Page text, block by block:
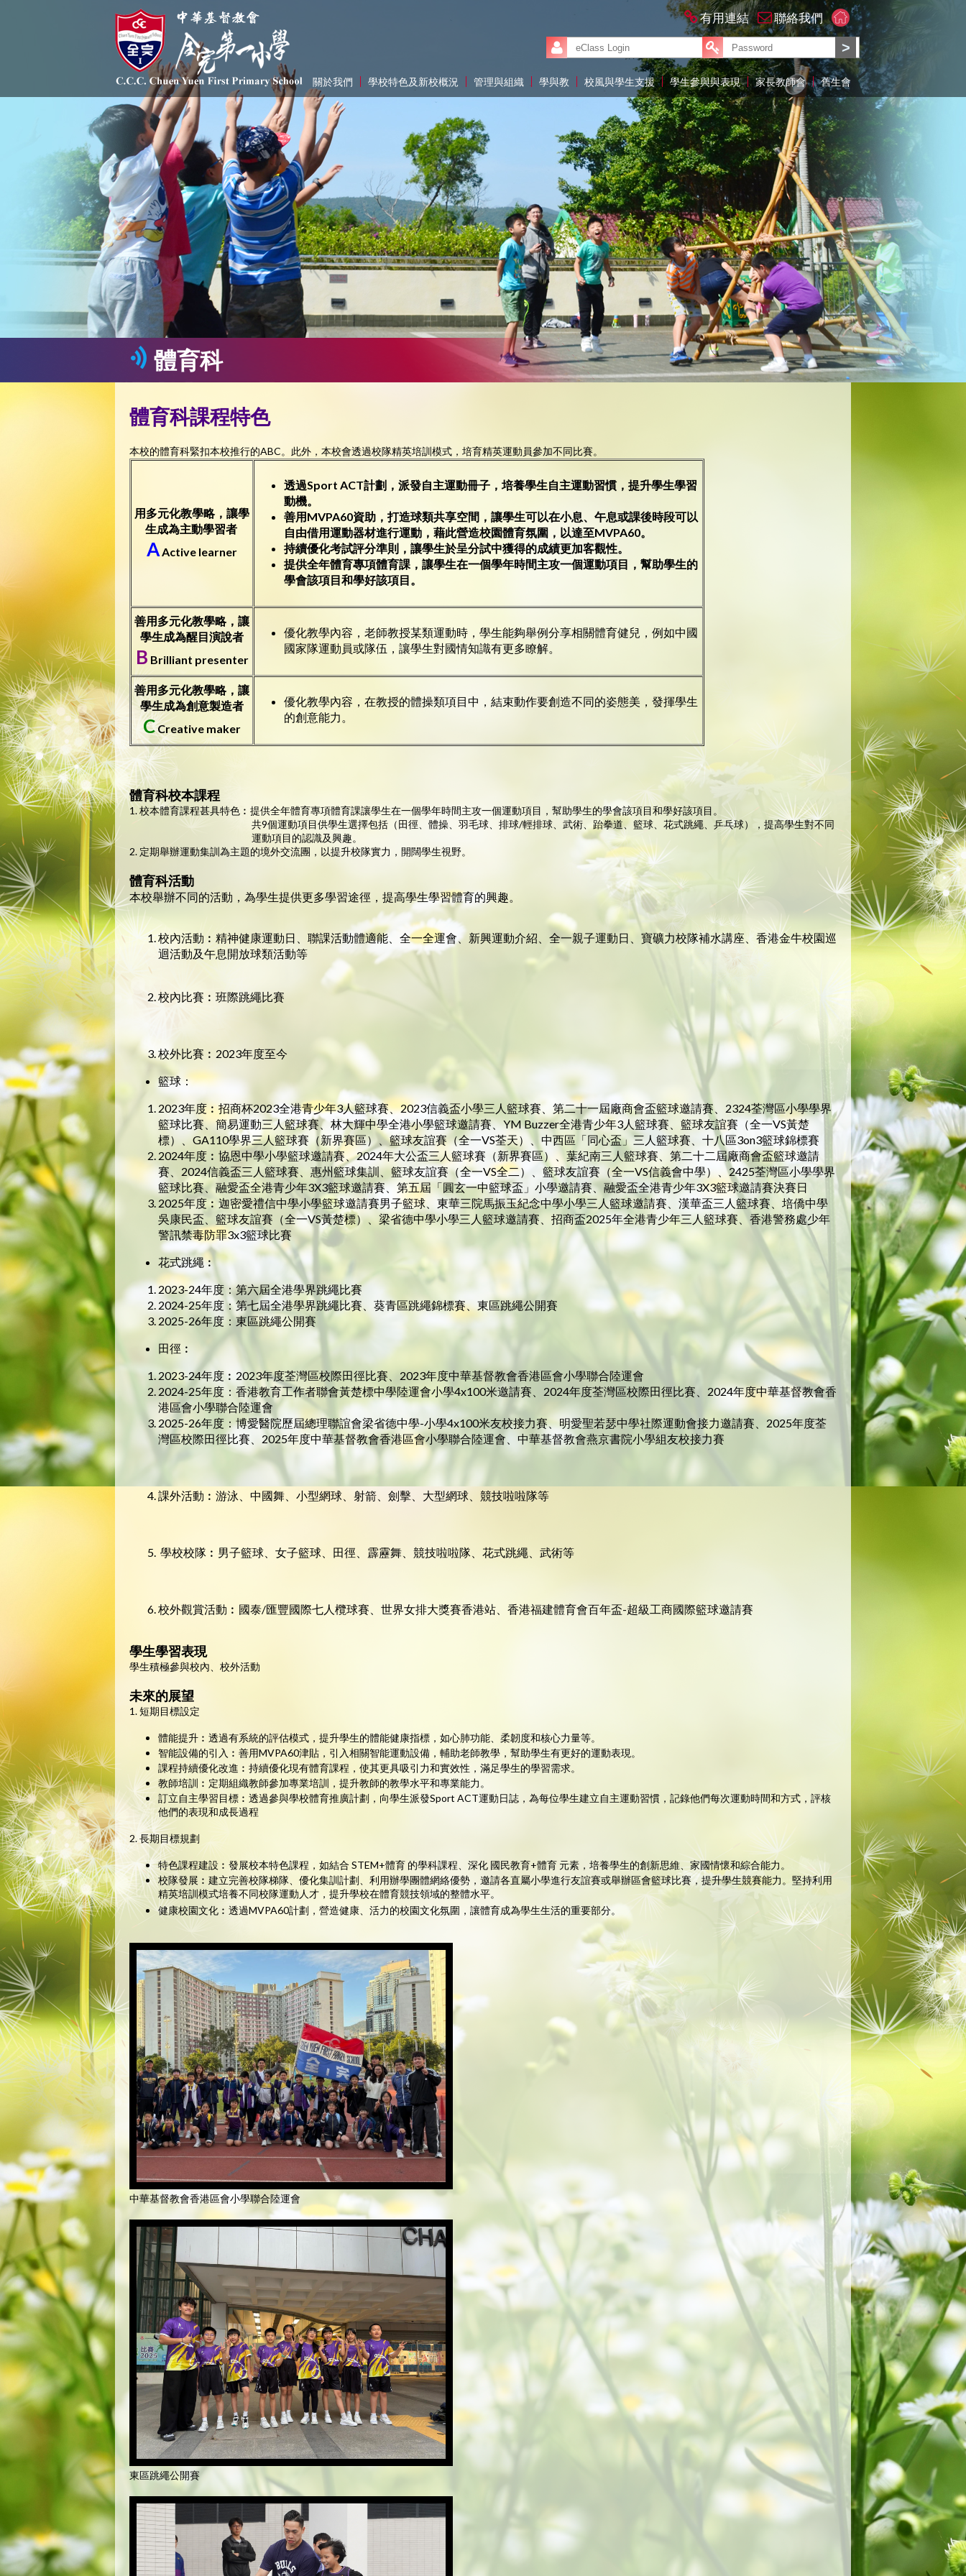
有用連結 聯絡我們
關於我們 學校特色及新校概況 管理與組織 學與教 校風與學生支援 學生參與與表現 家長教師會 舊生會
體育科
體育科課程特色
本校的體育科緊扣本校推行的ABC。此外，本校會透過校隊精英培訓模式，培育精英運動員參加不同比賽。
用多元化教學略，讓學
生成為主動學習者
AActive learner
透過Sport ACT計劃，派發自主運動冊子，培養學生自主運動習慣，提升學生學習
動機。
善用MVPA60資助，打造球類共享空間，讓學生可以在小息、午息或課後時段可以
自由借用運動器材進行運動，藉此營造校園體育氛圍，以達至MVPA60。
持續優化考試評分準則，讓學生於呈分試中獲得的成績更加客觀性。
提供全年體育專項體育課，讓學生在一個學年時間主攻一個運動項目，幫助學生的
學會該項目和學好該項目。
善用多元化教學略，讓
學生成為醒目演說者
B Brilliant presenter
優化教學內容，老師教授某類運動時，學生能夠舉例分享相關體育健兒，例如中國
國家隊運動員或隊伍，讓學生對國情知識有更多瞭解。
善用多元化教學略，讓
學生成為創意製造者
CCreative maker
優化教學內容，在教授的體操類項目中，結束動作要創造不同的姿態美，發揮學生
的創意能力。
體育科校本課程
1. 校本體育課程甚具特色︰提供全年體育專項體育課讓學生在一個學年時間主攻一個運動項目，幫助學生的學會該項目和學好該項目。
共9個運動項目供學生選擇包括（田徑、體操、羽毛球、排球/輕排球、武術、跆拳道、籃球、花式跳繩、乒乓球），提高學生對不同
運動項目的認識及興趣。
2. 定期舉辦運動集訓為主題的境外交流團，以提升校隊實力，開闊學生視野。
體育科活動
本校舉辦不同的活動，為學生提供更多學習途徑，提高學生學習體育的興趣。
校內活動︰精神健康運動日、聯課活動體適能、全一全運會、新興運動介紹、全一親子運動日、寶礦力校隊補水講座、香港金牛校園巡
迴活動及午息開放球類活動等
校內比賽︰班際跳繩比賽
校外比賽︰2023年度至今
籃球：
2023年度︰招商杯2023全港青少年3人籃球賽、2023信義盃小學三人籃球賽、第二十一屆廠商會盃籃球邀請賽、2324荃灣區小學學界
籃球比賽、簡易運動三人籃球賽、林大輝中學全港小學籃球邀請賽、YM Buzzer全港青少年3人籃球賽、籃球友誼賽（全一VS黃楚
標）、GA110學界三人籃球賽（新界賽區）、籃球友誼賽（全一VS荃天）、中西區「同心盃」三人籃球賽、十八區3on3籃球錦標賽
2024年度︰協恩中學小學籃球邀請賽、2024年大公盃三人籃球賽（新界賽區）、葉紀南三人籃球賽、第二十二屆廠商會盃籃球邀請
賽、2024信義盃三人籃球賽、惠州籃球集訓、籃球友誼賽（全一VS全二）、籃球友誼賽（全一VS信義會中學）、2425荃灣區小學學界
籃球比賽、融愛盃全港青少年3X3籃球邀請賽、第五屆「圓玄一中籃球盃」小學邀請賽、融愛盃全港青少年3X3籃球邀請賽決賽日
2025年度︰迦密愛禮信中學小學籃球邀請賽男子籃球、東華三院馬振玉紀念中學小學三人籃球邀請賽、漢華盃三人籃球賽、培僑中學
吳康民盃、籃球友誼賽（全一VS黃楚標）、梁省德中學小學三人籃球邀請賽、招商盃2025年全港青少年三人籃球賽、香港警務處少年
警訊禁毒防罪3x3籃球比賽
花式跳繩︰
2023-24年度：第六屆全港學界跳繩比賽
2024-25年度：第七屆全港學界跳繩比賽、葵青區跳繩錦標賽、東區跳繩公開賽
2025-26年度：東區跳繩公開賽
田徑︰
2023-24年度︰2023年度荃灣區校際田徑比賽、2023年度中華基督教會香港區會小學聯合陸運會
2024-25年度：香港教育工作者聯會黃楚標中學陸運會小學4x100米邀請賽、2024年度荃灣區校際田徑比賽、2024年度中華基督教會香
港區會小學聯合陸運會
2025-26年度：博愛醫院歷屆總理聯誼會梁省德中學-小學4x100米友校接力賽、明愛聖若瑟中學社際運動會接力邀請賽、2025年度荃
灣區校際田徑比賽、2025年度中華基督教會香港區會小學聯合陸運會、中華基督教會燕京書院小學組友校接力賽
課外活動︰游泳、中國舞、小型網球、射箭、劍擊、大型網球、競技啦啦隊等
學校校隊︰男子籃球、女子籃球、田徑、霹靂舞、競技啦啦隊、花式跳繩、武術等
校外觀賞活動︰國泰/匯豐國際七人欖球賽、世界女排大獎賽香港站、香港福建體育會百年盃-超級工商國際籃球邀請賽
學生學習表現
學生積極參與校內、校外活動
未來的展望
1. 短期目標設定
體能提升︰透過有系統的評估模式，提升學生的體能健康指標，如心肺功能、柔韌度和核心力量等。
智能設備的引入︰善用MVPA60津貼，引入相關智能運動設備，輔助老師教學，幫助學生有更好的運動表現。
課程持續優化改進︰持續優化現有體育課程，使其更具吸引力和實效性，滿足學生的學習需求。
教師培訓︰定期組織教師參加專業培訓，提升教師的教學水平和專業能力。
訂立自主學習目標︰透過參與學校體育推廣計劃，向學生派發Sport ACT運動日誌，為每位學生建立自主運動習慣，記錄他們每次運動時間和方式，評核
他們的表現和成長過程
2. 長期目標規劃
特色課程建設︰發展校本特色課程，如結合 STEM+體育 的學科課程、深化 國民教育+體育 元素，培養學生的創新思維、家國情懷和綜合能力。
校隊發展︰建立完善校隊梯隊、優化集訓計劃、利用辦學團體網絡優勢，邀請各直屬小學進行友誼賽或舉辦區會籃球比賽，提升學生競賽能力。堅持利用
精英培訓模式培養不同校隊運動人才，提升學校在體育競技領域的整體水平。
健康校園文化︰透過MVPA60計劃，營造健康、活力的校園文化氛圍，讓體育成為學生生活的重要部分。
中華基督教會香港區會小學聯合陸運會
東區跳繩公開賽